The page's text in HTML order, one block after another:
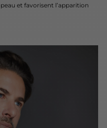
et favorisent l’apparition